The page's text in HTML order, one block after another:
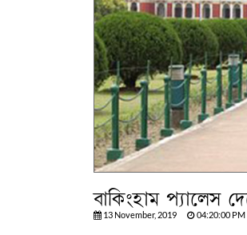
বাকিংহাম প্যালেস
13 November, 2019 04:20:00 PM